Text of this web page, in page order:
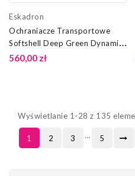
Eskadron
Ochraniacze Transportowe
Softshell Deep Green Dynamic
25 Eskadron
560,00 zł
Wyświetlanie 1-28 z 135
1 2 3 … 5